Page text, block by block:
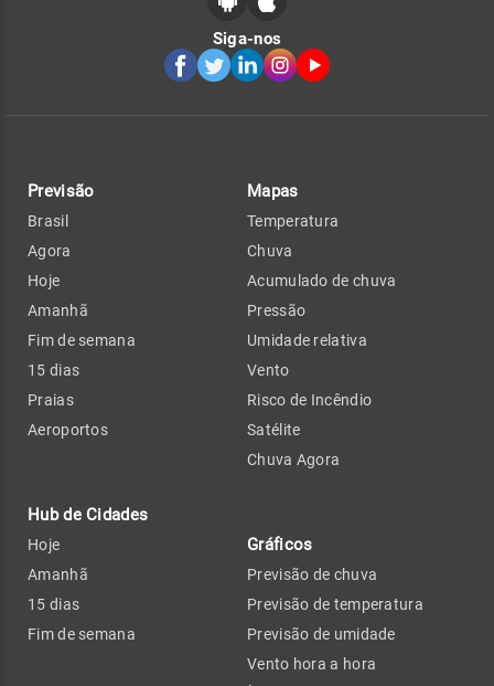
Siga-nos
Previsão
Brasil
Agora
Hoje
Amanhã
Fim de semana
15 dias
Praias
Aeroportos
Hub de Cidades
Hoje
Amanhã
15 dias
Fim de semana
Mapas
Temperatura
Chuva
Acumulado de chuva
Pressão
Umidade relativa
Vento
Risco de Incêndio
Satélite
Chuva Agora
Gráficos
Previsão de chuva
Previsão de temperatura
Previsão de umidade
Vento hora a hora